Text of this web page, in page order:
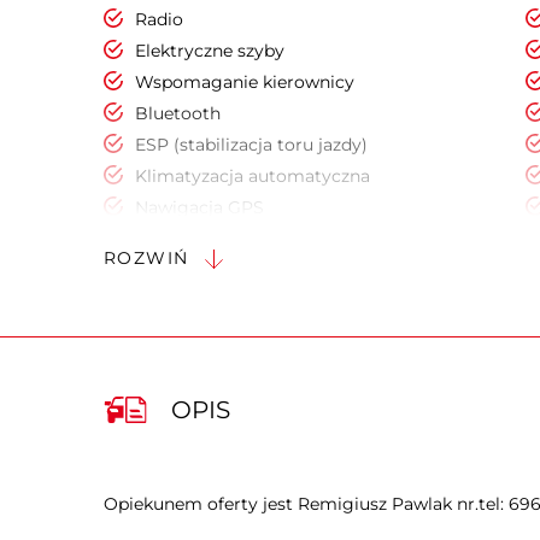
Radio
Elektryczne szyby
Wspomaganie kierownicy
Bluetooth
ESP (stabilizacja toru jazdy)
Klimatyzacja automatyczna
Nawigacja GPS
Radio fabryczne
ROZWIŃ
OPIS
Opiekunem oferty jest Remigiusz Pawlak nr.tel: